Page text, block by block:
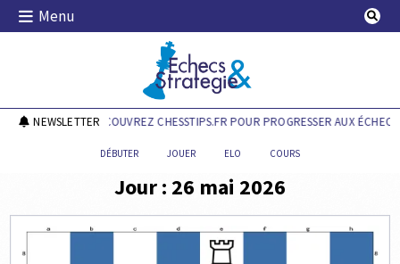
Skip
Menu
Echecs & Stratégie
NEWSLETTERDÉCOUVREZ CHESSTIPS.FR POUR PROGRESSER AUX ÉCHECS !
DÉBUTER JOUER ELO COURS
Jour : 26 mai 2026